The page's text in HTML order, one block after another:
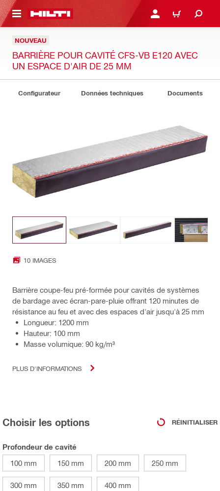
CONTENT CONNEXION OU
PANIER
NOUVEAU
BARRIÈRE POUR CAVITÉ CFS-VB E120 AVEC
UN ESPACE D'AIR DE 25 MM
Configurateur Données techniques Documents
10 IMAGES
Barrière coupe-feu pré-formée pour cavités de systèmes
de bardage avec écran-pare-pluie offrant 120 minutes de
résistance au feu et avec des espaces d'air jusqu'à 25 mm
Longueur: 1200 mm
Hauteur: 100 mm
Masse volumique: 90 kg/m³
PLUS D'INFORMATIONS
Choisir les options RÉINITIALISER
Profondeur de cavité
100 mm
150 mm 200 mm 250 mm
300 mm 350 mm 400 mm